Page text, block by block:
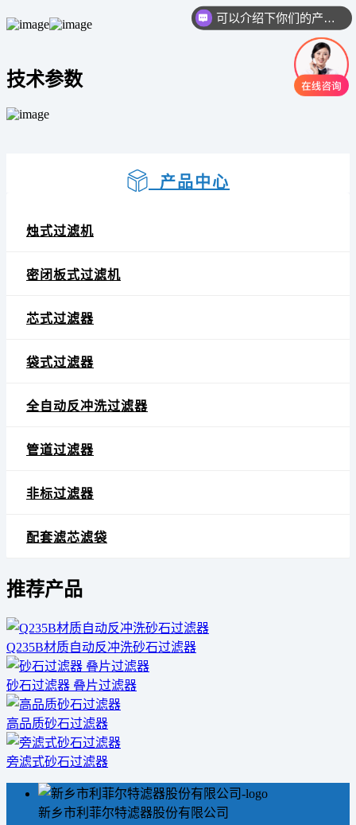
技术参数
产品中心
烛式过滤机
密闭板式过滤机
芯式过滤器
袋式过滤器
全自动反冲洗过滤器
管道过滤器
非标过滤器
配套滤芯滤袋
推荐产品
Q235B材质自动反冲洗砂石过滤器
砂石过滤器 叠片过滤器
高品质砂石过滤器
旁滤式砂石过滤器
新乡市利菲尔特滤器股份有限公司
可以介绍下你们的产品么